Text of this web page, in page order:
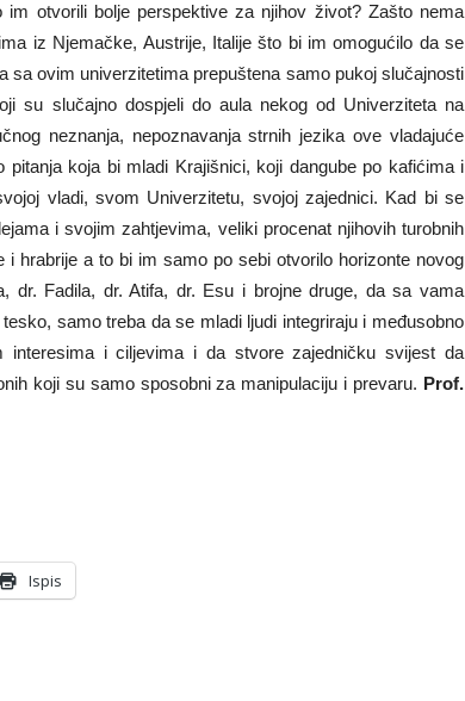
otvorili bolje perspektive za njihov život? Zašto nema
iz Njemačke, Austrije, Italije što bi im omogućilo da se
sa ovim univerzitetima prepuštena samo pukoj slučajnosti
su slučajno dospjeli do aula nekog od Univerziteta na
neznanja, nepoznavanja strnih jezika ove vladajuće
pitanja koja bi mladi Krajišnici, koji dangube po kafićima i
vladi, svom Univerzitetu, svojoj zajednici. Kad bi se
i svojim zahtjevima, veliki procenat njihovih turobnih
hrabrije a to bi im samo po sebi otvorilo horizonte novog
dr. Fadila, dr. Atifa, dr. Esu i brojne druge, da sa vama
samo treba da se mladi ljudi integriraju i međusobno
interesima i ciljevima i da stvore zajedničku svijest da
koji su samo sposobni za manipulaciju i prevaru. Prof.
Ispis